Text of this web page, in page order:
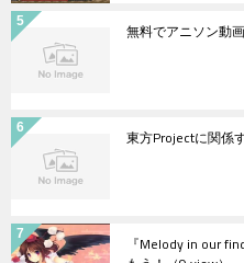
無料でアニソン動
東方Projectに関係
『Melody in our